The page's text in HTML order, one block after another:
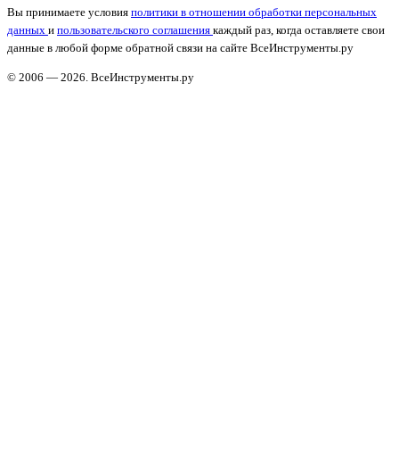
Вы принимаете условия политики в отношении обработки персональных
данных и пользовательского соглашения каждый раз, когда оставляете свои
данные в любой форме обратной связи на сайте ВсеИнструменты.ру
© 2006 — 2026. ВсеИнструменты.ру